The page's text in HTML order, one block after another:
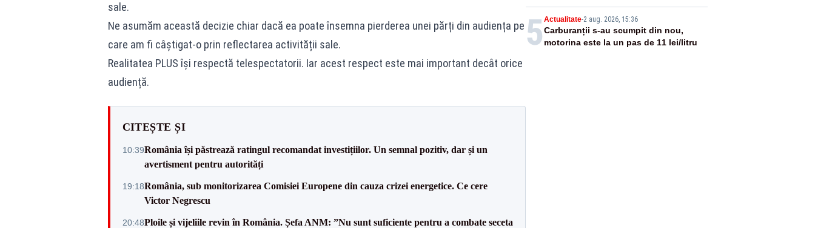
sale.
Ne asumăm această decizie chiar dacă ea poate însemna pierderea unei părți din audiența pe
care am fi câștigat-o prin reflectarea activității sale.
Realitatea PLUS își respectă telespectatorii. Iar acest respect este mai important decât orice
audiență.
CITEȘTE ȘI
10:39România își păstrează ratingul recomandat investițiilor. Un semnal pozitiv, dar și un
avertisment pentru autorități
19:18România, sub monitorizarea Comisiei Europene din cauza crizei energetice. Ce cere
Victor Negrescu
20:48Ploile și vijeliile revin în România. Șefa ANM: ”Nu sunt suficiente pentru a combate seceta
dificultate
5 Actualitate-2 aug. 2026, 15:36
Carburanții s-au scumpit din nou,
motorina este la un pas de 11 lei/litru